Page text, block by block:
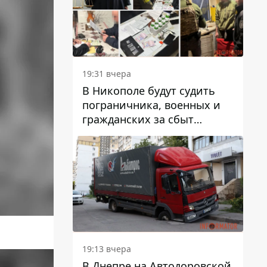
19:31 вчера
В Никополе будут судить
пограничника, военных и
гражданских за сбыт
психотропов
19:13 вчера